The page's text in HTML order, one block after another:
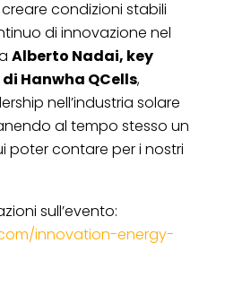
condizioni stabili
di innovazione nel
Alberto Nadai, key
Hanwha QCells,
nell’industria solare
al tempo stesso un
poter contare per i nostri
sull’evento:
innovation-energy-